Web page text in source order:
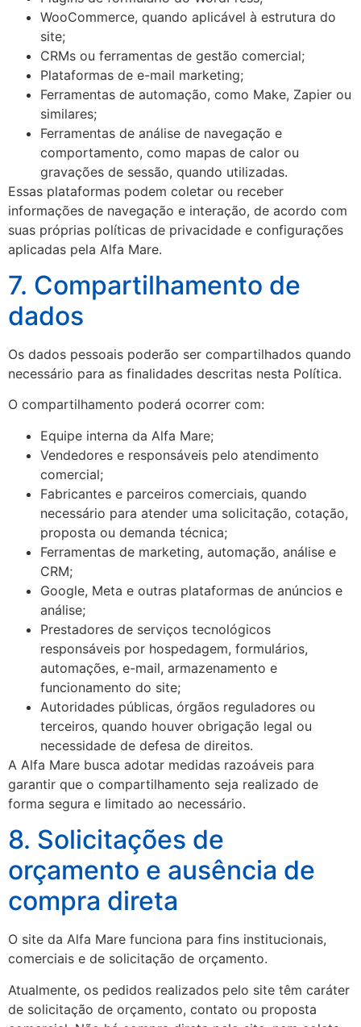
WooCommerce, quando aplicável à estrutura do
site;
CRMs ou ferramentas de gestão comercial;
Plataformas de e-mail marketing;
Ferramentas de automação, como Make, Zapier ou
similares;
Ferramentas de análise de navegação e
comportamento, como mapas de calor ou
gravações de sessão, quando utilizadas.
Essas plataformas podem coletar ou receber
informações de navegação e interação, de acordo com
suas próprias políticas de privacidade e configurações
aplicadas pela Alfa Mare.
7. Compartilhamento de
dados
Os dados pessoais poderão ser compartilhados quando
necessário para as finalidades descritas nesta Política.
O compartilhamento poderá ocorrer com:
Equipe interna da Alfa Mare;
Vendedores e responsáveis pelo atendimento
comercial;
Fabricantes e parceiros comerciais, quando
necessário para atender uma solicitação, cotação,
proposta ou demanda técnica;
Ferramentas de marketing, automação, análise e
CRM;
Google, Meta e outras plataformas de anúncios e
análise;
Prestadores de serviços tecnológicos
responsáveis por hospedagem, formulários,
automações, e-mail, armazenamento e
funcionamento do site;
Autoridades públicas, órgãos reguladores ou
terceiros, quando houver obrigação legal ou
necessidade de defesa de direitos.
A Alfa Mare busca adotar medidas razoáveis para
garantir que o compartilhamento seja realizado de
forma segura e limitado ao necessário.
8. Solicitações de
orçamento e ausência de
compra direta
O site da Alfa Mare funciona para fins institucionais,
comerciais e de solicitação de orçamento.
Atualmente, os pedidos realizados pelo site têm caráter
de solicitação de orçamento, contato ou proposta